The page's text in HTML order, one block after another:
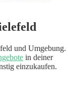
und Umgebung.
in deiner
einzukaufen.